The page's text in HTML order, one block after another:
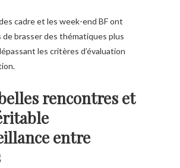
cadre et les week-end BF ont
de brasser des thématiques plus
les critères d’évaluation
rencontres et
entre